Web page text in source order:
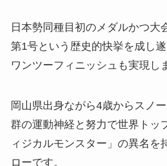
日本勢同種目初のメダルかつ大
第1号という歴史的快挙を成し
ワンツーフィニッシュも実現し
岡山県出身ながら4歳からスノ
群の運動神経と努力で世界トッ
ィジカルモンスター」の異名を
ローです。